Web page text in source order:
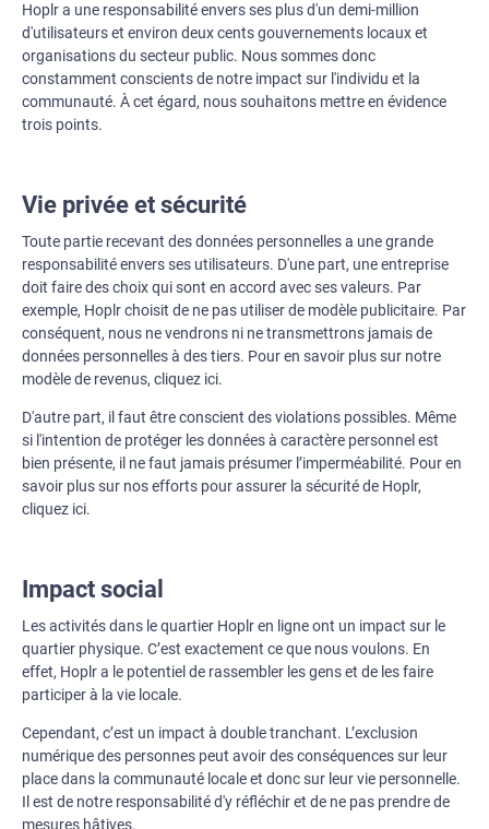
Hoplr a une responsabilité envers ses plus d'un demi-million
d'utilisateurs et environ deux cents gouvernements locaux et
organisations du secteur public. Nous sommes donc
constamment conscients de notre impact sur l'individu et la
communauté. À cet égard, nous souhaitons mettre en évidence
trois points.
Vie privée et sécurité
Toute partie recevant des données personnelles a une grande
responsabilité envers ses utilisateurs. D'une part, une entreprise
doit faire des choix qui sont en accord avec ses valeurs. Par
exemple, Hoplr choisit de ne pas utiliser de modèle publicitaire. Par
conséquent, nous ne vendrons ni ne transmettrons jamais de
données personnelles à des tiers. Pour en savoir plus sur notre
modèle de revenus, cliquez ici.
D'autre part, il faut être conscient des violations possibles. Même
si l'intention de protéger les données à caractère personnel est
bien présente, il ne faut jamais présumer l’imperméabilité. Pour en
savoir plus sur nos efforts pour assurer la sécurité de Hoplr,
cliquez ici.
Impact social
Les activités dans le quartier Hoplr en ligne ont un impact sur le
quartier physique. C’est exactement ce que nous voulons. En
effet, Hoplr a le potentiel de rassembler les gens et de les faire
participer à la vie locale.
Cependant, c’est un impact à double tranchant. L’exclusion
numérique des personnes peut avoir des conséquences sur leur
place dans la communauté locale et donc sur leur vie personnelle.
Il est de notre responsabilité d'y réfléchir et de ne pas prendre de
mesures hâtives.